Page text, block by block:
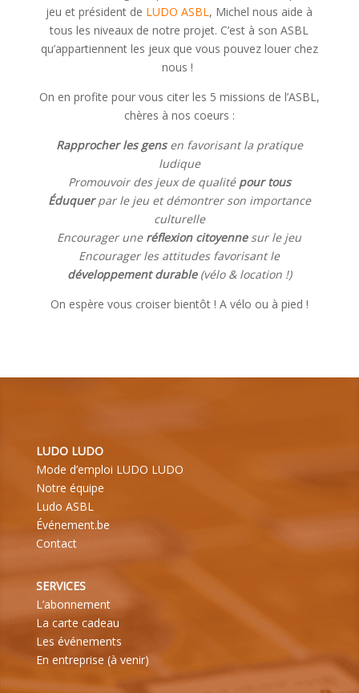
jeu et président de LUDO ASBL, Michel nous aide à
tous les niveaux de notre projet. C’est à son ASBL
qu’appartiennent les jeux que vous pouvez louer chez
nous !
On en profite pour vous citer les 5 missions de l’ASBL,
chères à nos coeurs :
Rapprocher les gensen favorisant la pratique
ludique
Promouvoir des jeux de qualité pour tous
Éduquerpar le jeu et démontrer son importance
culturelle
Encourager une réflexion citoyennesur le jeu
Encourager les attitudes favorisant le
développement durable(vélo & location !)
On espère vous croiser bientôt ! A vélo ou à pied !
LUDO LUDO
Mode d’emploi LUDO LUDO
Notre équipe
Ludo ASBL
Événement.be
Contact
SERVICES
L’abonnement
La carte cadeau
Les événements
En entreprise (à venir)